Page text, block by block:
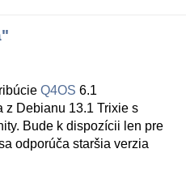
Q4OS 6.1
z Debianu 13.1 Trixie s
Bude k dispozícii len pre
odporúča staršia verzia